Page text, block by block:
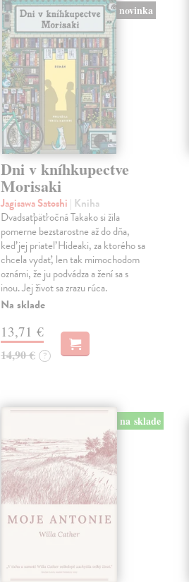
novinka
Dni v kníhkupectve
Morisaki
Jagisawa Satoshi | Kniha
Dvadsaťpäťročná Takako si žila
pomerne bezstarostne až do dňa,
keď jej priateľ Hideaki, za ktorého sa
chcela vydať, len tak mimochodom
oznámi, že ju podvádza a žení sa s
inou. Jej život sa zrazu rúca.
Na sklade
13,71 €
14,90 € ?
na sklade